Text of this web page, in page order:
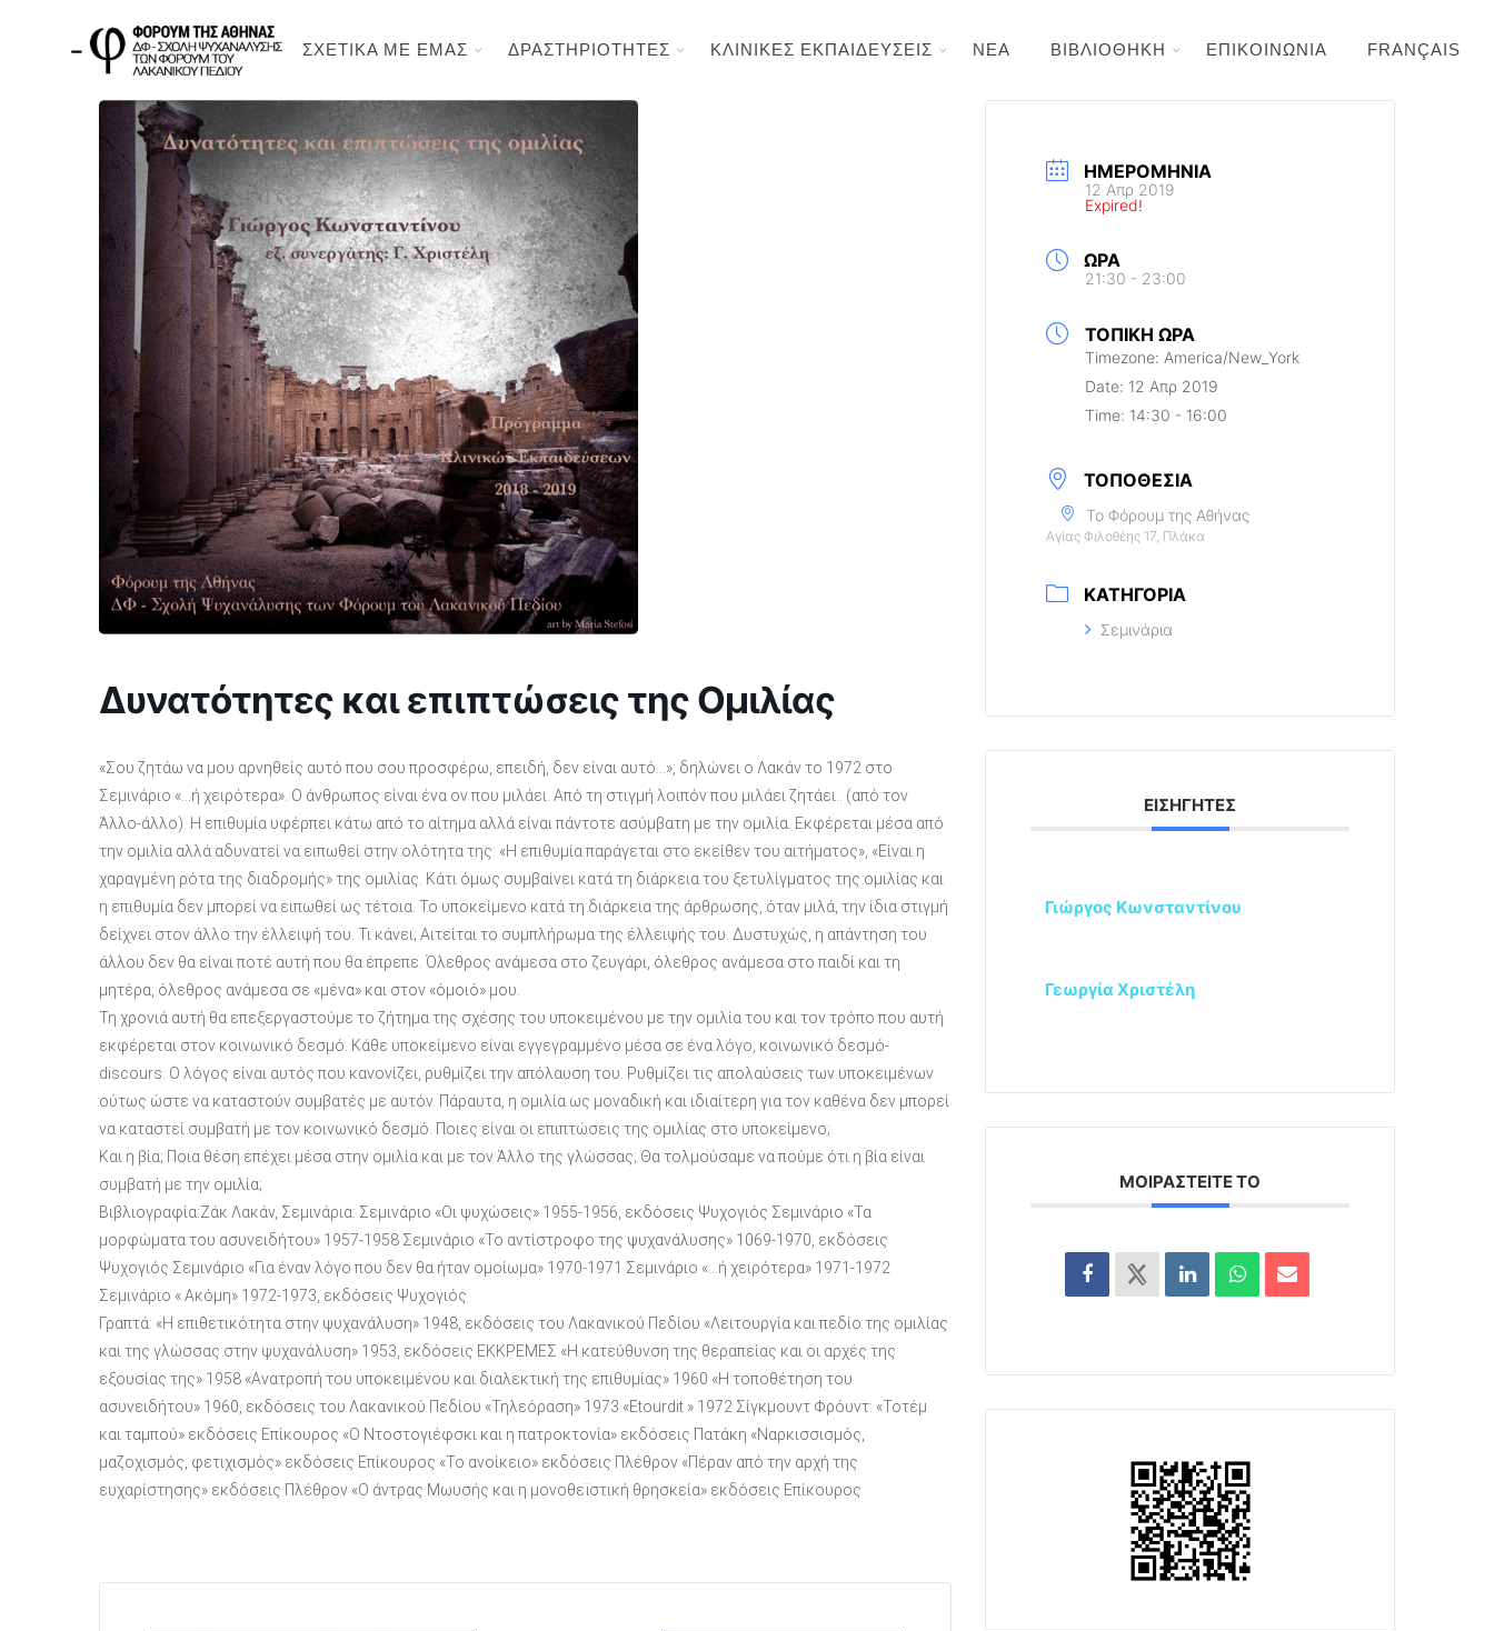
ΣΧΕΤΙΚΑ ΜΕ ΕΜΑΣ ΔΡΑΣΤΗΡΙΟΤΗΤΕΣ ΚΛΙΝΙΚΕΣ ΕΚΠΑΙΔΕΥΣΕΙΣ ΝΕΑ ΒΙΒΛΙΟΘΗΚΗ ΕΠΙΚΟΙΝΩΝΙΑ FRANÇAIS
Δυνατότητες και επιπτώσεις της Ομιλίας
«Σου ζητάω να μου αρνηθείς αυτό που σου προσφέρω, επειδή, δεν είναι αυτό…», δηλώνει ο Λακάν το 1972 στο
Σεμινάριο «…ή χειρότερα». Ο άνθρωπος είναι ένα ον που μιλάει. Από τη στιγμή λοιπόν που μιλάει ζητάει.. (από τον
Άλλο-άλλο). Η επιθυμία υφέρπει κάτω από το αίτημα αλλά είναι πάντοτε ασύμβατη με την ομιλία. Εκφέρεται μέσα από
την ομιλία αλλά αδυνατεί να ειπωθεί στην ολότητα της: «Η επιθυμία παράγεται στο εκείθεν του αιτήματος», «Είναι η
χαραγμένη ρότα της διαδρομής» της ομιλίας. Κάτι όμως συμβαίνει κατά τη διάρκεια του ξετυλίγματος της ομιλίας και
η επιθυμία δεν μπορεί να ειπωθεί ως τέτοια. Το υποκείμενο κατά τη διάρκεια της άρθρωσης, όταν μιλά, την ίδια στιγμή
δείχνει στον άλλο την έλλειψή του. Τι κάνει; Αιτείται το συμπλήρωμα της έλλειψής του. Δυστυχώς, η απάντηση του
άλλου δεν θα είναι ποτέ αυτή που θα έπρεπε. Όλεθρος ανάμεσα στο ζευγάρι, όλεθρος ανάμεσα στο παιδί και τη
μητέρα, όλεθρος ανάμεσα σε «μένα» και στον «όμοιό» μου.
Τη χρονιά αυτή θα επεξεργαστούμε το ζήτημα της σχέσης του υποκειμένου με την ομιλία του και τον τρόπο που αυτή
εκφέρεται στον κοινωνικό δεσμό. Κάθε υποκείμενο είναι εγγεγραμμένο μέσα σε ένα λόγο, κοινωνικό δεσμό-
discours. Ο λόγος είναι αυτός που κανονίζει, ρυθμίζει την απόλαυση του. Ρυθμίζει τις απολαύσεις των υποκειμένων
ούτως ώστε να καταστούν συμβατές με αυτόν. Πάραυτα, η ομιλία ως μοναδική και ιδιαίτερη για τον καθένα δεν μπορεί
να καταστεί συμβατή με τον κοινωνικό δεσμό. Ποιες είναι οι επιπτώσεις της ομιλίας στο υποκείμενο;
Και η βία; Ποια θέση επέχει μέσα στην ομιλία και με τον Άλλο της γλώσσας; Θα τολμούσαμε να πούμε ότι η βία είναι
συμβατή με την ομιλία;
Βιβλιογραφία:Ζάκ Λακάν, Σεμινάρια: Σεμινάριο «Οι ψυχώσεις» 1955-1956, εκδόσεις Ψυχογιός Σεμινάριο «Τα
μορφώματα του ασυνειδήτου» 1957-1958 Σεμινάριο «Το αντίστροφο της ψυχανάλυσης» 1069-1970, εκδόσεις
Ψυχογιός Σεμινάριο «Για έναν λόγο που δεν θα ήταν ομοίωμα» 1970-1971 Σεμινάριο «…ή χειρότερα» 1971-1972
Σεμινάριο « Ακόμη» 1972-1973, εκδόσεις Ψυχογιός
Γραπτά: «Η επιθετικότητα στην ψυχανάλυση» 1948, εκδόσεις του Λακανικού Πεδίου «Λειτουργία και πεδίο της ομιλίας
και της γλώσσας στην ψυχανάλυση» 1953, εκδόσεις ΕΚΚΡΕΜΕΣ «Η κατεύθυνση της θεραπείας και οι αρχές της
εξουσίας της» 1958 «Ανατροπή του υποκειμένου και διαλεκτική της επιθυμίας» 1960 «Η τοποθέτηση του
ασυνειδήτου» 1960, εκδόσεις του Λακανικού Πεδίου «Τηλεόραση» 1973 «Etourdit » 1972 Σίγκμουντ Φρόυντ: «Τοτέμ
και ταμπού» εκδόσεις Επίκουρος «Ο Ντοστογιέφσκι και η πατροκτονία» εκδόσεις Πατάκη «Ναρκισσισμός,
μαζοχισμός, φετιχισμός» εκδόσεις Επίκουρος «Το ανοίκειο» εκδόσεις Πλέθρον «Πέραν από την αρχή της
ευχαρίστησης» εκδόσεις Πλέθρον «Ο άντρας Μωυσής και η μονοθεϊστική θρησκεία» εκδόσεις Επίκουρος
ΗΜΕΡΟΜΗΝΊΑ
12 Απρ 2019
Expired!
ΏΡΑ
21:30 - 23:00
ΤΟΠΙΚΉ ΏΡΑ
Timezone: America/New_York
Date: 12 Απρ 2019
Time: 14:30 - 16:00
ΤΟΠΟΘΕΣΊΑ
Το Φόρουμ της Αθήνας
Αγίας Φιλοθέης 17, Πλάκα
ΚΑΤΗΓΟΡΊΑ
Σεμινάρια
ΕΙΣΗΓΗΤΈΣ
Γιώργος Κωνσταντίνου
Γεωργία Χριστέλη
ΜΟΙΡΑΣΤΕΊΤΕ ΤΟ